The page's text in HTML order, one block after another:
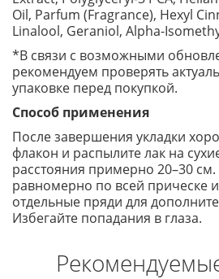
Oil, Parfum (Fragrance), Hexyl
Linalool, Geraniol, Alpha-
*В связи с возможными
рекомендуем проверять
упаковке перед покупкой.
Способ применения
После завершения укладки
флакон и распылите лак на
расстояния примерно 20–30
равномерно по всей прическе
отдельные пряди для
Избегайте попадания в глаза.